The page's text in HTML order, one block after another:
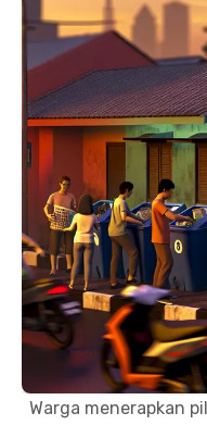
Warga menerapkan